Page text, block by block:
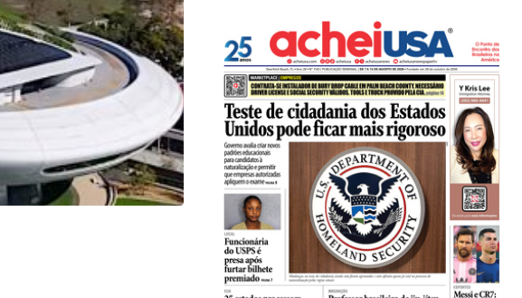
GENE DE SOUZA MÚSICA
The Sergio Mendes Band ao vivo no Arsht...